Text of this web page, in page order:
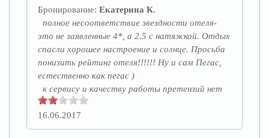
Бронирование: Екатерина К.
полное несоответствие звездности отеля-
это не заявленные 4*, а 2.5 с натяжкой. Отдых
спасли хорошее настроение и солнце. Просьба
понизить рейтинг отеля!!!!!! Ну и сам Пегас,
естественно как пегас )
к сервису и качеству работы претензий нет
16.06.2017